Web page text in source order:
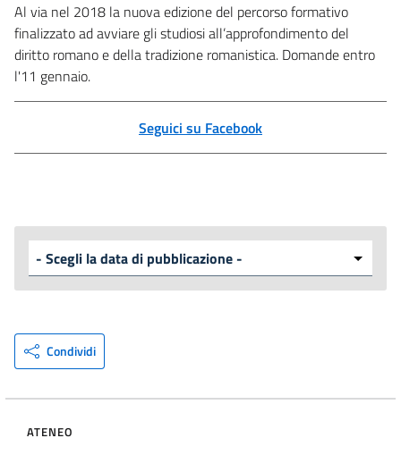
Al via nel 2018 la nuova edizione del percorso formativo
finalizzato ad avviare gli studiosi all’approfondimento del
diritto romano e della tradizione romanistica. Domande entro
l'11 gennaio.
Seguici su Facebook
Condividi
ATENEO